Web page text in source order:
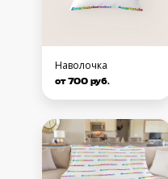
Наволочка
от 700 руб.